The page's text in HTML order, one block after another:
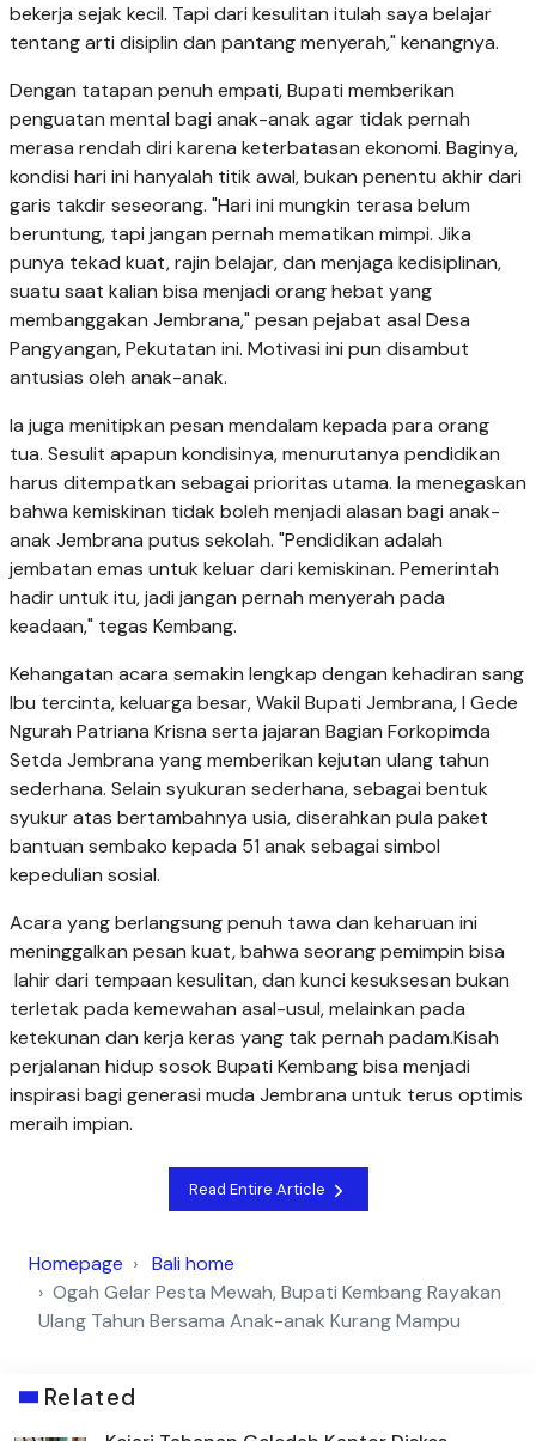
bekerja sejak kecil. Tapi dari kesulitan itulah saya belajar
tentang arti disiplin dan pantang menyerah," kenangnya.
Dengan tatapan penuh empati, Bupati memberikan
penguatan mental bagi anak-anak agar tidak pernah
merasa rendah diri karena keterbatasan ekonomi. Baginya,
kondisi hari ini hanyalah titik awal, bukan penentu akhir dari
garis takdir seseorang. "Hari ini mungkin terasa belum
beruntung, tapi jangan pernah mematikan mimpi. Jika
punya tekad kuat, rajin belajar, dan menjaga kedisiplinan,
suatu saat kalian bisa menjadi orang hebat yang
membanggakan Jembrana," pesan pejabat asal Desa
Pangyangan, Pekutatan ini. Motivasi ini pun disambut
antusias oleh anak-anak.
Ia juga menitipkan pesan mendalam kepada para orang
tua. Sesulit apapun kondisinya, menurutanya pendidikan
harus ditempatkan sebagai prioritas utama. Ia menegaskan
bahwa kemiskinan tidak boleh menjadi alasan bagi anak-
anak Jembrana putus sekolah. "Pendidikan adalah
jembatan emas untuk keluar dari kemiskinan. Pemerintah
hadir untuk itu, jadi jangan pernah menyerah pada
keadaan," tegas Kembang.
Kehangatan acara semakin lengkap dengan kehadiran sang
Ibu tercinta, keluarga besar, Wakil Bupati Jembrana, I Gede
Ngurah Patriana Krisna serta jajaran Bagian Forkopimda
Setda Jembrana yang memberikan kejutan ulang tahun
sederhana. Selain syukuran sederhana, sebagai bentuk
syukur atas bertambahnya usia, diserahkan pula paket
bantuan sembako kepada 51 anak sebagai simbol
kepedulian sosial.
Acara yang berlangsung penuh tawa dan keharuan ini
meninggalkan pesan kuat, bahwa seorang pemimpin bisa
lahir dari tempaan kesulitan, dan kunci kesuksesan bukan
terletak pada kemewahan asal-usul, melainkan pada
ketekunan dan kerja keras yang tak pernah padam.Kisah
perjalanan hidup sosok Bupati Kembang bisa menjadi
inspirasi bagi generasi muda Jembrana untuk terus optimis
meraih impian.
Read Entire Article
Homepage
Bali home
Ogah Gelar Pesta Mewah, Bupati Kembang Rayakan
Ulang Tahun Bersama Anak-anak Kurang Mampu
Related